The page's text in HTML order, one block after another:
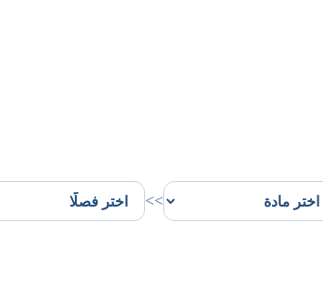
>>